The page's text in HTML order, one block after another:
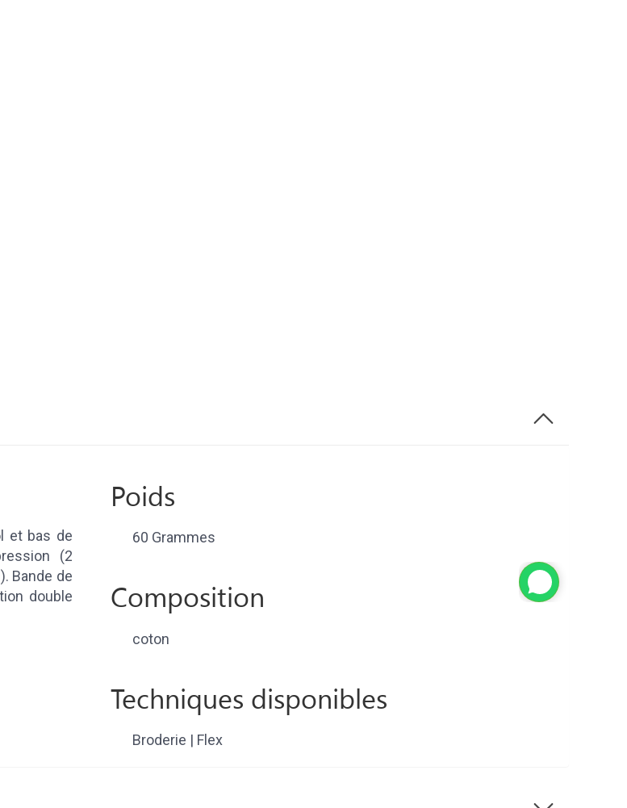
et bas de
(2
Bande de
double
Poids
60 Grammes
Composition
coton
Techniques disponibles
Broderie | Flex